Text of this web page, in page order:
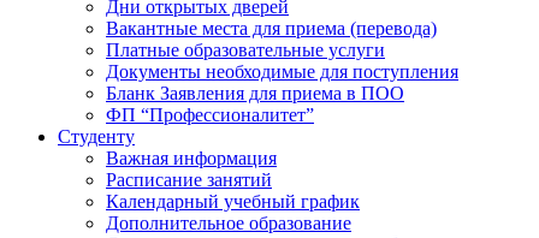
Дни открытых дверей
Вакантные места для приема (перевода)
Платные образовательные услуги
Документы необходимые для поступления
Бланк Заявления для приема в ПОО
ФП “Профессионалитет”
Студенту
Важная информация
Расписание занятий
Календарный учебный график
Дополнительное образование